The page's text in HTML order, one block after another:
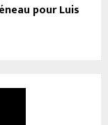
pour Luis